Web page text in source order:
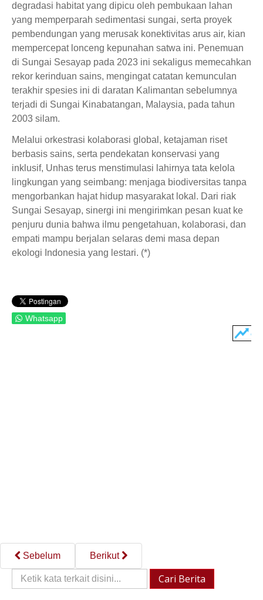
degradasi habitat yang dipicu oleh pembukaan lahan
yang memperparah sedimentasi sungai, serta proyek
pembendungan yang merusak konektivitas arus air, kian
mempercepat lonceng kepunahan satwa ini. Penemuan
di Sungai Sesayap pada 2023 ini sekaligus memecahkan
rekor kerinduan sains, mengingat catatan kemunculan
terakhir spesies ini di daratan Kalimantan sebelumnya
terjadi di Sungai Kinabatangan, Malaysia, pada tahun
2003 silam.
Melalui orkestrasi kolaborasi global, ketajaman riset
berbasis sains, serta pendekatan konservasi yang
inklusif, Unhas terus menstimulasi lahirnya tata kelola
lingkungan yang seimbang: menjaga biodiversitas tanpa
mengorbankan hajat hidup masyarakat lokal. Dari riak
Sungai Sesayap, sinergi ini mengirimkan pesan kuat ke
penjuru dunia bahwa ilmu pengetahuan, kolaborasi, dan
empati mampu berjalan selaras demi masa depan
ekologi Indonesia yang lestari. (*)
Whatsapp
Sebelum
Berikut
Cari
Berita::
Cari Berita